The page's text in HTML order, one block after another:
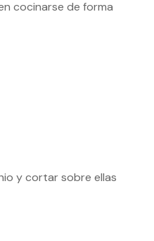
cocinarse de forma
y cortar sobre ellas